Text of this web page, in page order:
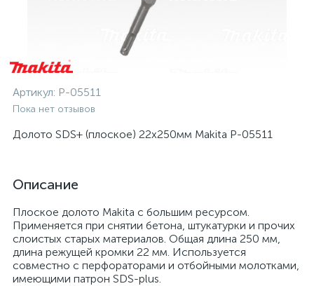
Артикул: P-05511
Пока нет отзывов
Долото SDS+ (плоское) 22х250мм Makita P-05511
Описание
Плоское долото Makita с большим ресурсом.
Применяется при снятии бетона, штукатурки и прочих
слоистых старых материалов. Общая длина 250 мм,
длина режущей кромки 22 мм. Используется
совместно с перфораторами и отбойными молотками,
имеющими патрон SDS-plus.